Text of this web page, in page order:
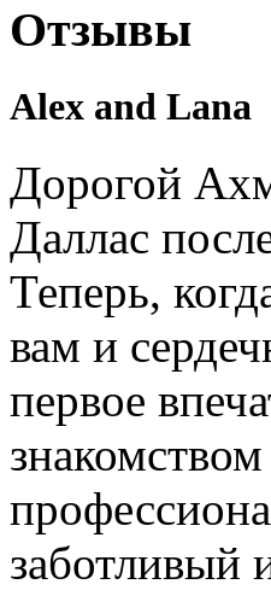
Отзывы
Alex and Lana
Дорогой
Даллас
Теперь,
вам и
первое
заботливый